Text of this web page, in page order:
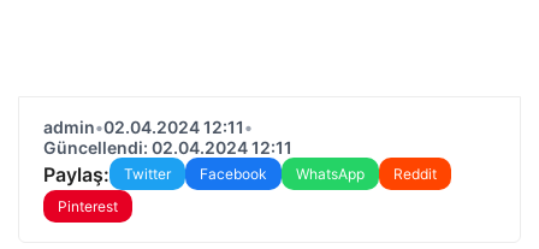
admin•02.04.2024 12:11•
Güncellendi: 02.04.2024 12:11
Paylaş: Twitter Facebook WhatsApp
Reddit
Pinterest